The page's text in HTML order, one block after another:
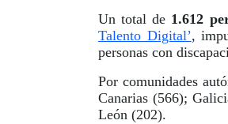
Un total de 1.612
Talento Digital’,
personas con
Por comunidades
Canarias (566);
León (202).